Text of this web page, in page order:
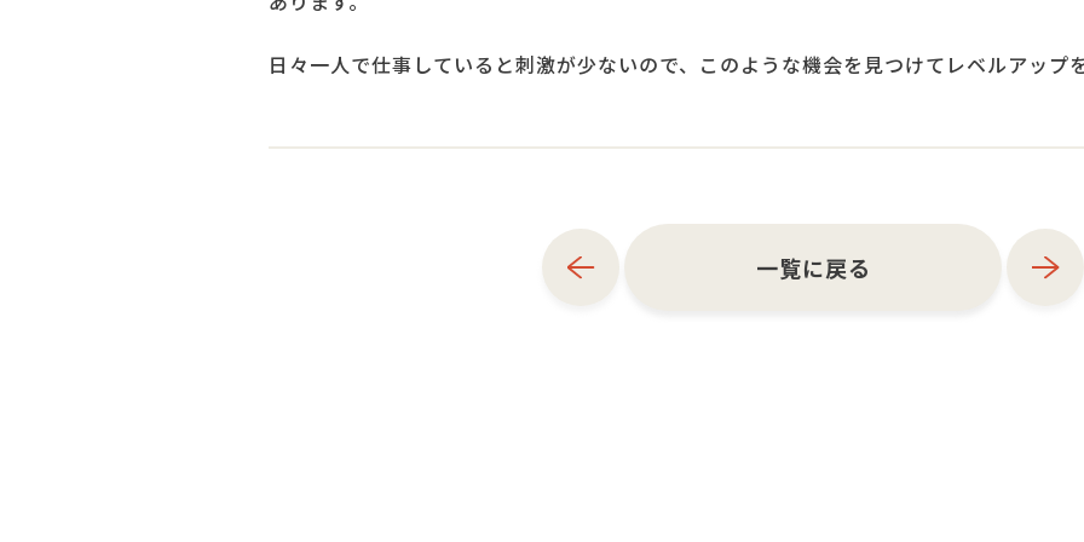
日々一人で仕事していると刺激が少ないので、このような機会を見つけてレベルアップ
一覧に戻る